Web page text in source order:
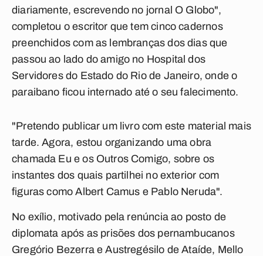
diariamente, escrevendo no jornal O Globo",
completou o escritor que tem cinco cadernos
preenchidos com as lembranças dos dias que
passou ao lado do amigo no Hospital dos
Servidores do Estado do Rio de Janeiro, onde o
paraibano ficou internado até o seu falecimento.
"Pretendo publicar um livro com este material mais
tarde. Agora, estou organizando uma obra
chamada Eu e os Outros Comigo, sobre os
instantes dos quais partilhei no exterior com
figuras como Albert Camus e Pablo Neruda".
No exílio, motivado pela renúncia ao posto de
diplomata após as prisões dos pernambucanos
Gregório Bezerra e Austregésilo de Ataíde, Mello